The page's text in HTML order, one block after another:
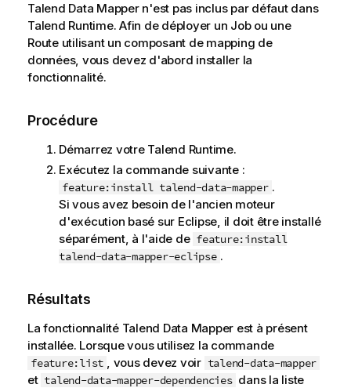
Talend Data Mappern'est pas inclus par défaut dans
Talend Runtime. Afin de déployer un Job ou une
Route utilisant un composant de mapping de
données, vous devez d'abord installer la
fonctionnalité.
Procédure
Démarrez votre Talend Runtime.
Exécutez la commande suivante :
feature:install talend-data-mapper .
Si vous avez besoin de l'ancien moteur
d'exécution basé sur Eclipse, il doit être installé
séparément, à l'aide de feature:install
talend-data-mapper-eclipse .
Résultats
La fonctionnalité Talend Data Mapper est à présent
installée. Lorsque vous utilisez la commande
feature:list , vous devez voir talend-data-mapper
et talend-data-mapper-dependencies dans la liste